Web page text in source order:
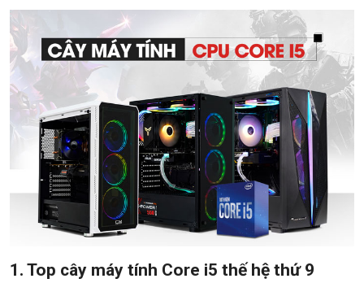
1. Top cây máy tính Core i5 thế hệ thứ 9